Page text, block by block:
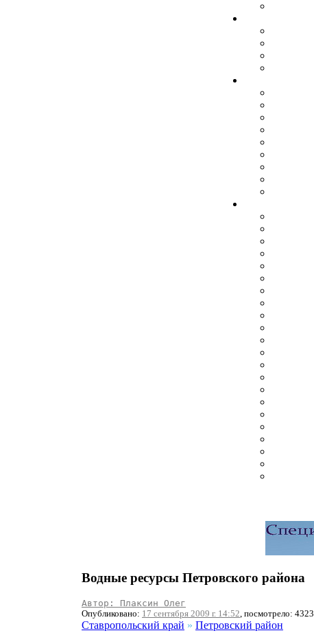
Водные ресурсы Петровского района
Автор: Плаксин Олег
Опубликовано: 17 сентября 2009 г. 14:52, посмотрело: 4323
Ставропольский край » Петровский район